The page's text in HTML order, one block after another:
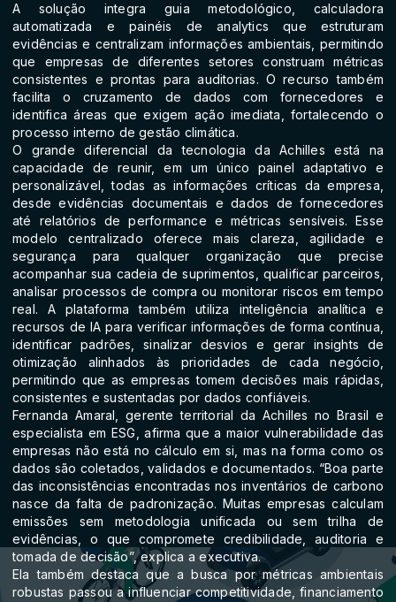
A solução integra guia metodológico, calculadora
automatizada e painéis de analytics que estruturam
evidências e centralizam informações ambientais, permitindo
que empresas de diferentes setores construam métricas
consistentes e prontas para auditorias. O recurso também
facilita o cruzamento de dados com fornecedores e
identifica áreas que exigem ação imediata, fortalecendo o
processo interno de gestão climática.
O grande diferencial da tecnologia da Achilles está na
capacidade de reunir, em um único painel adaptativo e
personalizável, todas as informações críticas da empresa,
desde evidências documentais e dados de fornecedores
até relatórios de performance e métricas sensíveis. Esse
modelo centralizado oferece mais clareza, agilidade e
segurança para qualquer organização que precise
acompanhar sua cadeia de suprimentos, qualificar parceiros,
analisar processos de compra ou monitorar riscos em tempo
real. A plataforma também utiliza inteligência analítica e
recursos de IA para verificar informações de forma contínua,
identificar padrões, sinalizar desvios e gerar insights de
otimização alinhados às prioridades de cada negócio,
permitindo que as empresas tomem decisões mais rápidas,
consistentes e sustentadas por dados confiáveis.
Fernanda Amaral, gerente territorial da Achilles no Brasil e
especialista em ESG, afirma que a maior vulnerabilidade das
empresas não está no cálculo em si, mas na forma como os
dados são coletados, validados e documentados. “Boa parte
das inconsistências encontradas nos inventários de carbono
nasce da falta de padronização. Muitas empresas calculam
emissões sem metodologia unificada ou sem trilha de
evidências, o que compromete credibilidade, auditoria e
tomada de decisão”, explica a executiva.
Ela também destaca que a busca por métricas ambientais
robustas passou a influenciar competitividade, financiamento